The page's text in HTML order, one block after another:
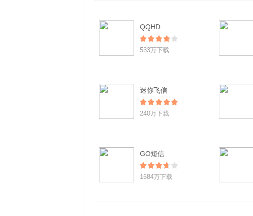
QQHD
533万下载
迷你飞信
240万下载
GO短信
1684万下载